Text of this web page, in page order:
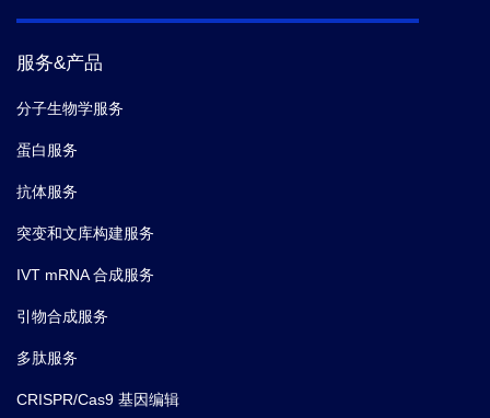
服务&产品
分子生物学服务
蛋白服务
抗体服务
突变和文库构建服务
IVT mRNA 合成服务
引物合成服务
多肽服务
CRISPR/Cas9 基因编辑